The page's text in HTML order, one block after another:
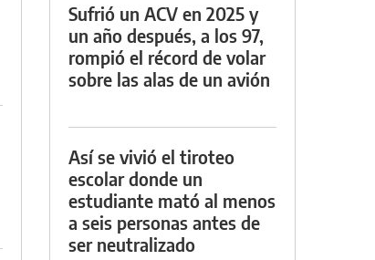
Sufrió un ACV en 2025 y
un año después, a los 97,
rompió el récord de volar
sobre las alas de un avión
Así se vivió el tiroteo
escolar donde un
estudiante mató al menos
a seis personas antes de
ser neutralizado